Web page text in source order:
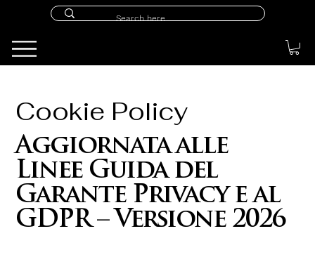
Cookie Policy
Aggiornata alle
Linee Guida del
Garante Privacy e al
GDPR – Versione 2026